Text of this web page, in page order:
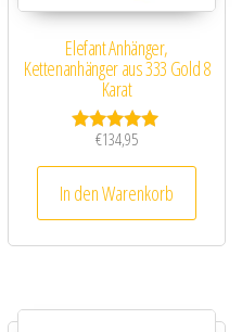
Elefant Anhänger,
Kettenanhänger aus 333 Gold 8
Karat
Bewertet mit
€134,95
In den Warenkorb